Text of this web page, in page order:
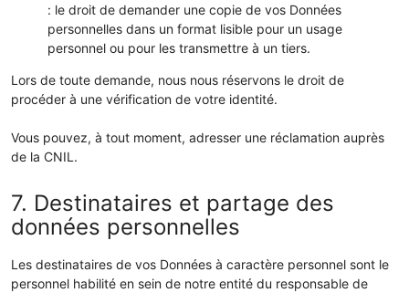
: le droit de demander une copie de vos Données
personnelles dans un format lisible pour un usage
personnel ou pour les transmettre à un tiers.
Lors de toute demande, nous nous réservons le droit de
procéder à une vérification de votre identité.
Vous pouvez, à tout moment, adresser une réclamation auprès
de la CNIL.
7. Destinataires et partage des
données personnelles
Les destinataires de vos Données à caractère personnel sont le
personnel habilité en sein de notre entité du responsable de